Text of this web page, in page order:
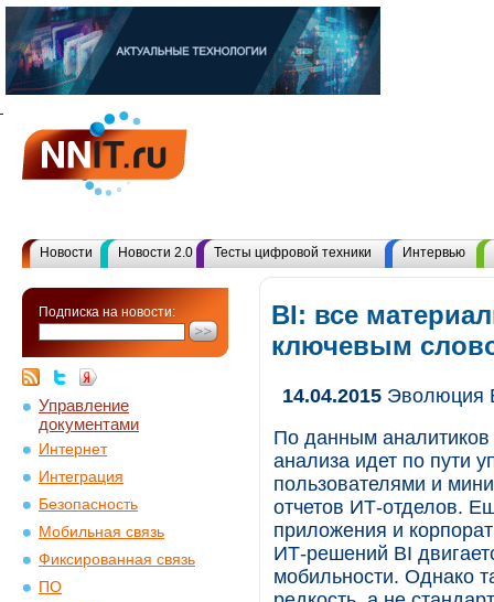
Новости Новости 2.0 Тесты цифровой техники Интервью
Подписка на новости:
Управление
документами
Интернет
Интеграция
Безопасность
Мобильная связь
Фиксированная связь
ПО
BI: все
ключевым
14.04.2015 Эволюция
По данным аналитиков
анализа идет по пути
пользователями и
отчетов ИТ-отделов.
приложения и
ИТ-решений BI
мобильности. Однако